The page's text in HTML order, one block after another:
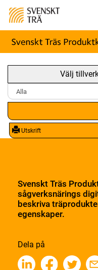
Välj
Utskrift
Svenskt Träs
sågverksnärings
beskriva
egenskaper.
Dela på